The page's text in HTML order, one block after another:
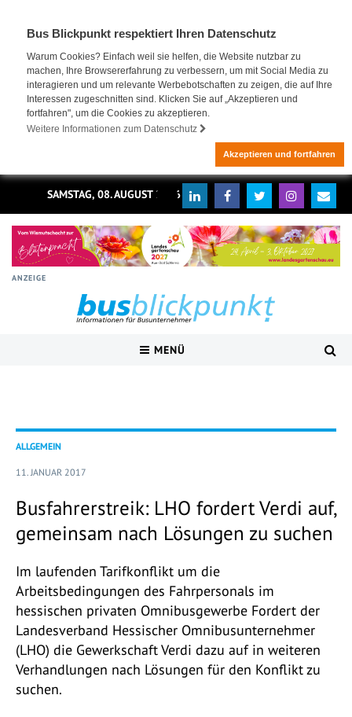
Bus Blickpunkt respektiert Ihren Datenschutz
Warum Cookies? Einfach weil sie helfen, die Website nutzbar zu
machen, Ihre Browsererfahrung zu verbessern, um mit Social Media zu
interagieren und um relevante Werbebotschaften zu zeigen, die auf Ihre
Interessen zugeschnitten sind. Klicken Sie auf „Akzeptieren und
fortfahren", um die Cookies zu akzeptieren.
Weitere Informationen zum Datenschutz
Akzeptieren und fortfahren
SAMSTAG, 08. AUGUST 2026
ANZEIGE
MENÜ
ALLGEMEIN
11. JANUAR 2017
Busfahrerstreik: LHO fordert Verdi auf,
gemeinsam nach Lösungen zu suchen
Im laufenden Tarifkonflikt um die
Arbeitsbedingungen des Fahrpersonals im
hessischen privaten Omnibusgewerbe Fordert der
Landesverband Hessischer Omnibusunternehmer
(LHO) die Gewerkschaft Verdi dazu auf in weiteren
Verhandlungen nach Lösungen für den Konflikt zu
suchen.